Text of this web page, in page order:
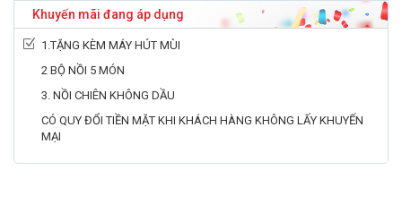
Khuyến mãi đang áp dụng
1.TẶNG KÈM MÁY HÚT MÙI
2 BỘ NỒI 5 MÓN
3. NỒI CHIÊN KHÔNG DẦU
CÓ QUY ĐỔI TIỀN MẶT KHI KHÁCH HÀNG KHÔNG LẤY KHUYẾN
MẠI